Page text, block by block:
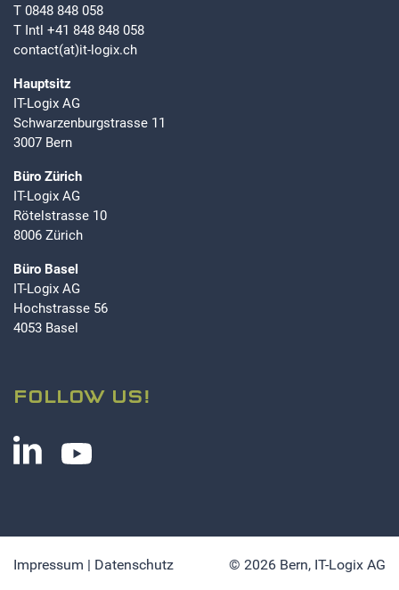
T 0848 848 058
T Intl +41 848 848 058
contact(at)it-logix.ch
Hauptsitz
IT-Logix AG
Schwarzenburgstrasse 11
3007 Bern
Büro Zürich
IT-Logix AG
Rötelstrasse 10
8006 Zürich
Büro Basel
IT-Logix AG
Hochstrasse 56
4053 Basel
FOLLOW US!
Impressum | Datenschutz © 2026 Bern, IT-Logix AG